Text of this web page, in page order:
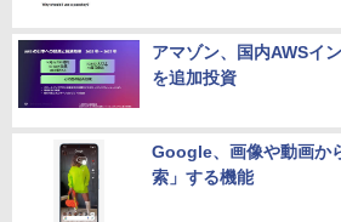
アマゾン、国内AWSイ
を追加投資
Google、画像や動画か
索」する機能